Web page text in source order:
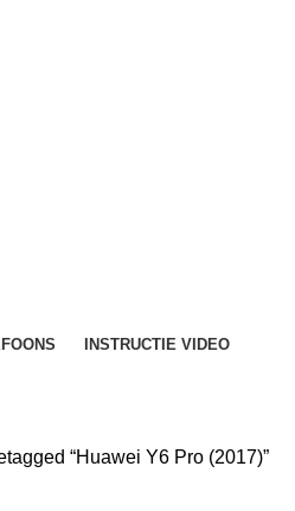
INSTRUCTIE VIDEO
“Huawei Y6 Pro (2017)”